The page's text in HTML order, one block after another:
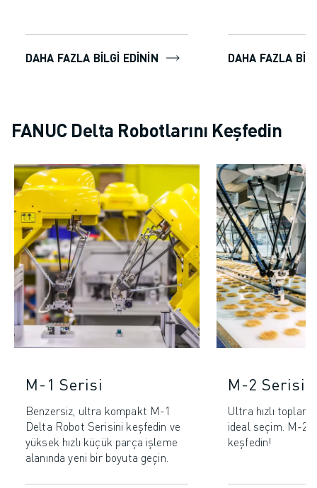
DAHA FAZLA BILGI EDININ DAHA FAZLA
FANUC Delta Robotlarını Keşfedin
M-1 Serisi
Benzersiz, ultra kompakt M-1
Delta Robot Serisini keşfedin ve
yüksek hızlı küçük parça işleme
alanında yeni bir boyuta geçin.
M-2 Serisi
Ultra hızlı
ideal seçim. M-2
keşfedin!